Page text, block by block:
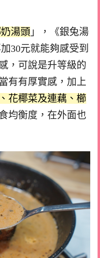
湯頭 」，《銀兔湯
30元就能夠感受到
，可說是升等級的
有有厚實感，加上
花椰菜及連藕、櫛
均衡度，在外面也